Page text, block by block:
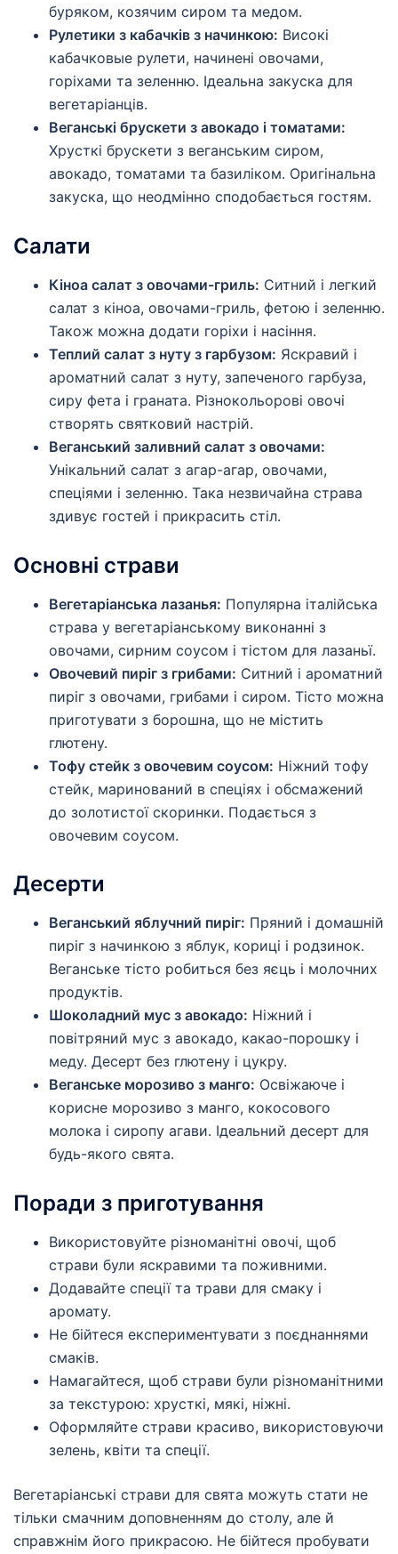
буряком, козячим сиром та медом.
Рулетики з кабачків з начинкою: Високі
кабачковые рулети, начинені овочами,
горіхами та зеленню. Ідеальна закуска для
вегетаріанців.
Веганські брускети з авокадо і томатами:
Хрусткі брускети з веганським сиром,
авокадо, томатами та базиліком. Оригінальна
закуска, що неодмінно сподобається гостям.
Салати
Кіноа салат з овочами-гриль: Ситний і легкий
салат з кіноа, овочами-гриль, фетою і зеленню.
Також можна додати горіхи і насіння.
Теплий салат з нуту з гарбузом: Яскравий і
ароматний салат з нуту, запеченого гарбуза,
сиру фета і граната. Різнокольорові овочі
створять святковий настрій.
Веганський заливний салат з овочами:
Унікальний салат з агар-агар, овочами,
спеціями і зеленню. Така незвичайна страва
здивує гостей і прикрасить стіл.
Основні страви
Вегетаріанська лазанья: Популярна італійська
страва у вегетаріанському виконанні з
овочами, сирним соусом і тістом для лазаньї.
Овочевий пиріг з грибами: Ситний і ароматний
пиріг з овочами, грибами і сиром. Тісто можна
приготувати з борошна, що не містить
глютену.
Тофу стейк з овочевим соусом: Ніжний тофу
стейк, маринований в спеціях і обсмажений
до золотистої скоринки. Подається з
овочевим соусом.
Десерти
Веганський яблучний пиріг: Пряний і домашній
пиріг з начинкою з яблук, кориці і родзинок.
Веганське тісто робиться без яєць і молочних
продуктів.
Шоколадний мус з авокадо: Ніжний і
повітряний мус з авокадо, какао-порошку і
меду. Десерт без глютену і цукру.
Веганське морозиво з манго: Освіжаюче і
корисне морозиво з манго, кокосового
молока і сиропу агави. Ідеальний десерт для
будь-якого свята.
Поради з приготування
Використовуйте різноманітні овочі, щоб
страви були яскравими та поживними.
Додавайте спеції та трави для смаку і
аромату.
Не бійтеся експериментувати з поєднаннями
смаків.
Намагайтеся, щоб страви були різноманітними
за текстурою: хрусткі, мякі, ніжні.
Оформляйте страви красиво, використовуючи
зелень, квіти та спеції.
Вегетаріанські страви для свята можуть стати не
тільки смачним доповненням до столу, але й
справжнім його прикрасою. Не бійтеся пробувати